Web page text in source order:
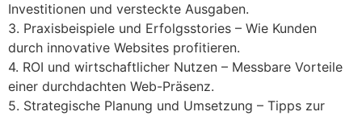
Investitionen und versteckte Ausgaben.
3. Praxisbeispiele und Erfolgsstories – Wie Kunden
durch innovative Websites profitieren.
4. ROI und wirtschaftlicher Nutzen – Messbare Vorteile
einer durchdachten Web-Präsenz.
5. Strategische Planung und Umsetzung – Tipps zur